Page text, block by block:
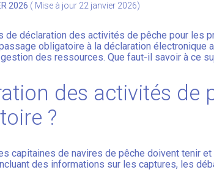
2026 ( Mise à jour 22 janvier 2026)
de déclaration des activités de pêche pour les
obligatoire à la déclaration
des ressources. Que faut-il savoir à ce
des activités de
?
capitaines de navires de pêche doivent tenir
des informations sur les captures, les